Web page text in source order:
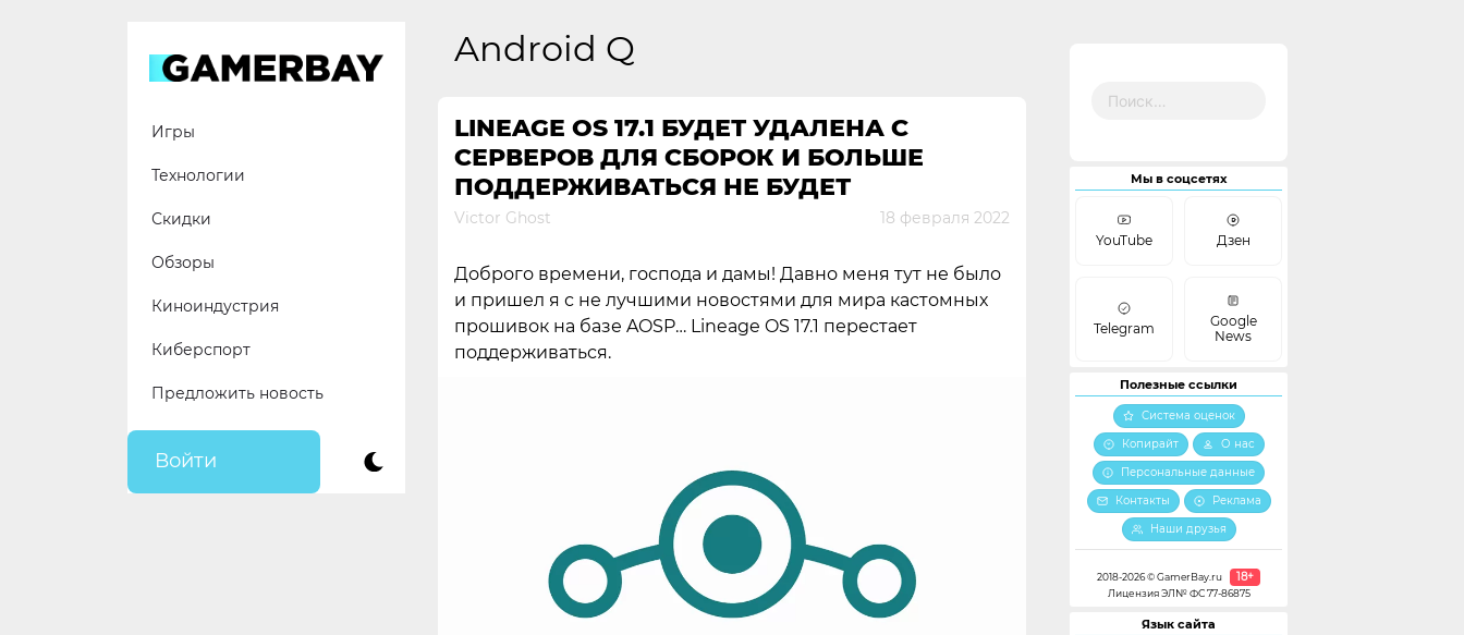
Игры
Технологии
Скидки
Обзоры
Киноиндустрия
Киберспорт
Предложить новость
Войти
Android Q
LINEAGE OS 17.1 БУДЕТ УДАЛЕНА С
СЕРВЕРОВ ДЛЯ СБОРОК И БОЛЬШЕ
ПОДДЕРЖИВАТЬСЯ НЕ БУДЕТ
Victor Ghost 18 февраля 2022
Доброго времени, господа и дамы! Давно меня тут не было
и пришел я с не лучшими новостями для мира кастомных
прошивок на базе AOSP… Lineage OS 17.1 перестает
поддерживаться.
Мы в соцсетях
YouTube Дзен
Telegram
Google
News
Полезные ссылки
Система оценок
Копирайт
О нас
Персональные данные
Контакты
Реклама
Наши друзья
2018-2026 © GamerBay.ru 18+
Лицензия ЭЛ№ ФС 77-86875
Язык сайта